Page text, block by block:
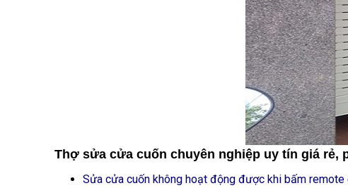
Thợ sửa cửa cuốn chuyên nghiệp uy tín giá rẻ,
Sửa cửa cuốn không hoạt động được khi bấm